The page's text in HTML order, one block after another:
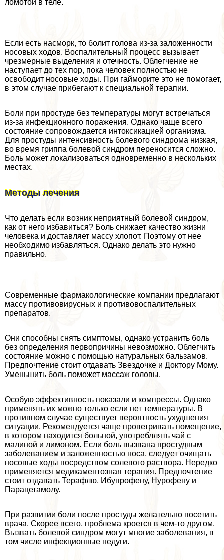
Если есть насморк, то болит голова из-за заложенности
носовых ходов. Воспалительный процесс вызывает
чрезмерные выделения и отечность. Облегчение не
наступает до тех пор, пока человек полностью не
освободит носовые ходы. При гайморите это не помогает,
в этом случае прибегают к специальной терапии.
Боли при простуде без температуры могут встречаться
из-за инфекционного поражения. Однако чаще всего
состояние сопровождается интоксикацией организма.
Для простуды интенсивность болевого синдрома низкая,
во время гриппа болевой синдром переносится сложно.
Боль может локализоваться одновременно в нескольких
местах.
Методы лечения
Что делать если возник неприятный болевой синдром,
как от него избавиться? Боль снижает качество жизни
человека и доставляет массу хлопот. Поэтому от нее
необходимо избавляться. Однако делать это нужно
правильно.
Современные фармакологические компании предлагают
массу противовирусных и противовоспалительных
препаратов.
Они способны снять симптомы, однако устранить боль
без определения первопричины невозможно. Облегчить
состояние можно с помощью натуральных бальзамов.
Предпочтение стоит отдавать Звездочке и Доктору Мому.
Уменьшить боль поможет массаж головы.
Особую эффективность показали и компрессы. Однако
применять их можно только если нет температуры. В
противном случае существует вероятность ухудшения
ситуации. Рекомендуется чаще проветривать помещение,
в котором находится больной, употрeбллять чай с
малиной и лимоном. Если боль вызвана простудным
заболеванием и заложенностью носа, следует очищать
носовые ходы посредством солевого раствора. Нередко
применяется медикаментозная терапия. Предпочтение
стоит отдавать Терафлю, Ибупрофену, Нурофену и
Парацетамолу.
При развитии боли после простуды желательно посетить
врача. Скорее всего, проблема кроется в чем-то другом.
Вызвать болевой синдром могут многие заболевания, в
том числе инфекционные недуги.